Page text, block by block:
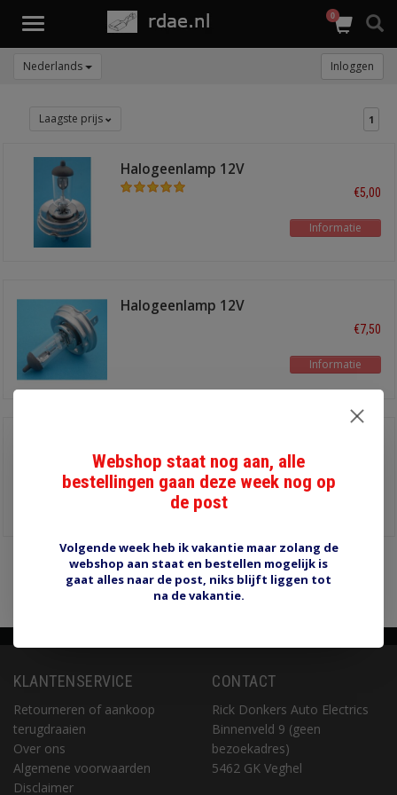
Toggle
0
Nederlands Inloggen
Laagste prijs 1
Halogeenlamp 12V
60/55W P45T
€5,00
Informatie
Halogeenlamp 12V
€7,50
Informatie
60/55W P45T
KLANTENSERVICE
Retourneren of aankoop
terugdraaien
Over ons
Algemene voorwaarden
Disclaimer
CONTACT
Rick Donkers Auto Electrics
Binnenveld 9 (geen
bezoekadres)
5462 GK Veghel
Webshop staat nog aan, alle
bestellingen gaan deze week nog op
de post
Volgende week heb ik vakantie maar zolang de
webshop aan staat en bestellen mogelijk is
gaat alles naar de post, niks blijft liggen tot
na de vakantie.